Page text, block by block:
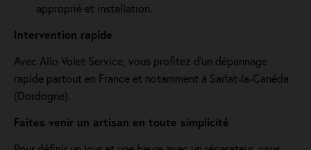
approprié et installation.
Intervention rapide
Avec Allo Volet Service, vous profitez d'un dépannage
rapide partout en France et notamment à Sarlat-la-Canéda
(Dordogne).
Faites venir un artisan en toute simplicité